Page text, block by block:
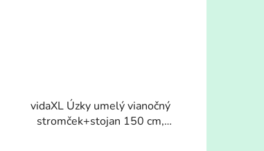
vidaXL Úzky umelý vianočný
stromček+stojan 150 cm,